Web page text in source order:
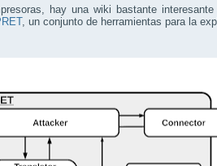
hay una wiki bastante
, un conjunto de herramientas para la